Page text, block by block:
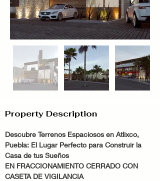
Property Description
Descubre Terrenos Espaciosos en Atlixco,
Puebla: El Lugar Perfecto para Construir la
Casa de tus Sueños
EN FRACCIONAMIENTO CERRADO CON
CASETA DE VIGILANCIA